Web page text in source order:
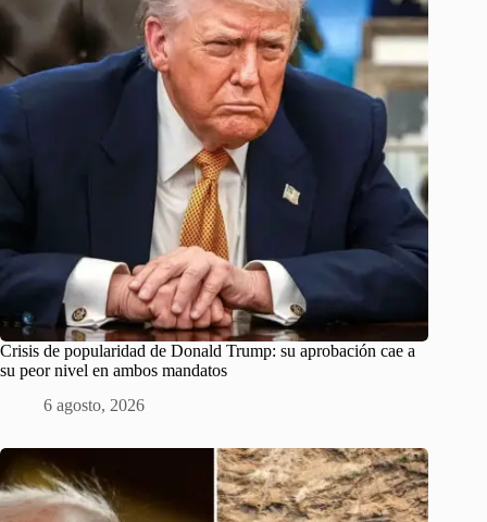
Crisis de popularidad de Donald Trump: su aprobación cae a
su peor nivel en ambos mandatos
6 agosto, 2026